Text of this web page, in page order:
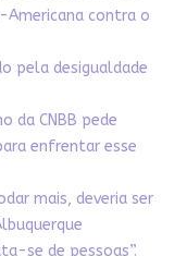
Americana contra o
pela desigualdade
da CNBB pede
enfrentar esse
mais, deveria ser
se de pessoas”.